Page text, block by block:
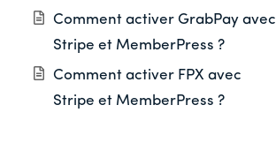
Comment activer GrabPay avec
Stripe et MemberPress ?
Comment activer FPX avec
Stripe et MemberPress ?